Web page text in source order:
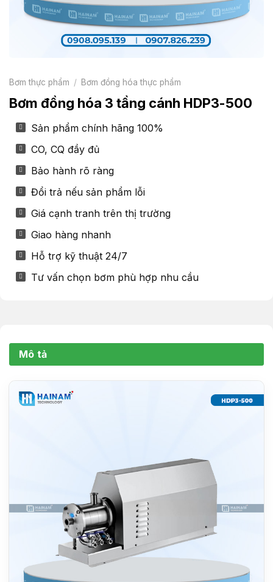
Bơm thực phẩm / Bơm đồng hóa thực phẩm
Bơm đồng hóa 3 tầng cánh HDP3-500
Sản phẩm chính hãng 100%
CO, CQ đầy đủ
Bảo hành rõ ràng
Đổi trả nếu sản phẩm lỗi
Giá cạnh tranh trên thị trường
Giao hàng nhanh
Hỗ trợ kỹ thuật 24/7
Tư vấn chọn bơm phù hợp nhu cầu
Mô tả